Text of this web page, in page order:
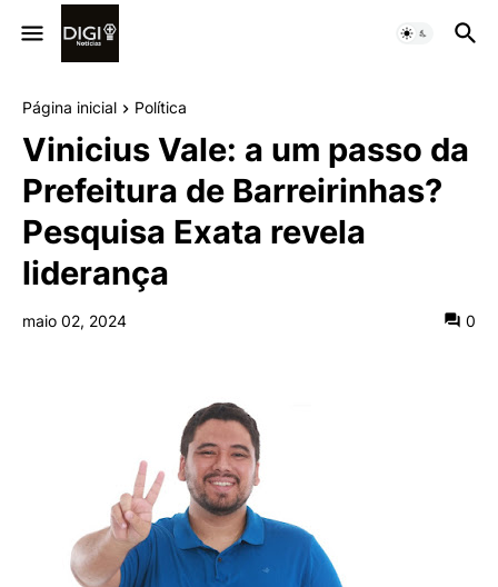
Página inicial Política
Vinicius Vale: a um passo da
Prefeitura de Barreirinhas?
Pesquisa Exata revela
liderança
maio 02, 2024 0